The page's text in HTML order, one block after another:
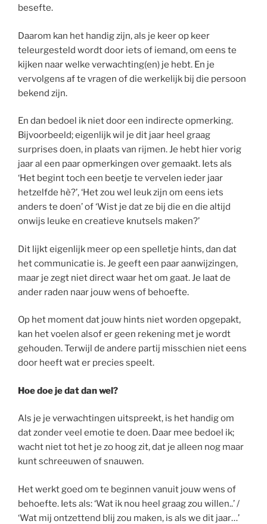
besefte.
Daarom kan het handig zijn, als je keer op keer
teleurgesteld wordt door iets of iemand, om eens te
kijken naar welke verwachting(en) je hebt. En je
vervolgens af te vragen of die werkelijk bij die persoon
bekend zijn.
En dan bedoel ik niet door een indirecte opmerking.
Bijvoorbeeld; eigenlijk wil je dit jaar heel graag
surprises doen, in plaats van rijmen. Je hebt hier vorig
jaar al een paar opmerkingen over gemaakt. Iets als
‘Het begint toch een beetje te vervelen ieder jaar
hetzelfde hè?’, ‘Het zou wel leuk zijn om eens iets
anders te doen’ of ‘Wist je dat ze bij die en die altijd
onwijs leuke en creatieve knutsels maken?’
Dit lijkt eigenlijk meer op een spelletje hints, dan dat
het communicatie is. Je geeft een paar aanwijzingen,
maar je zegt niet direct waar het om gaat. Je laat de
ander raden naar jouw wens of behoefte.
Op het moment dat jouw hints niet worden opgepakt,
kan het voelen alsof er geen rekening met je wordt
gehouden. Terwijl de andere partij misschien niet eens
door heeft wat er precies speelt.
Hoe doe je dat dan wel?
Als je je verwachtingen uitspreekt, is het handig om
dat zonder veel emotie te doen. Daar mee bedoel ik;
wacht niet tot het je zo hoog zit, dat je alleen nog maar
kunt schreeuwen of snauwen.
Het werkt goed om te beginnen vanuit jouw wens of
behoefte. Iets als: ‘Wat ik nou heel graag zou willen..’ /
‘Wat mij ontzettend blij zou maken, is als we dit jaar…’